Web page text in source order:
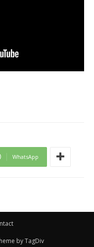
WhatsApp
by TagDiv